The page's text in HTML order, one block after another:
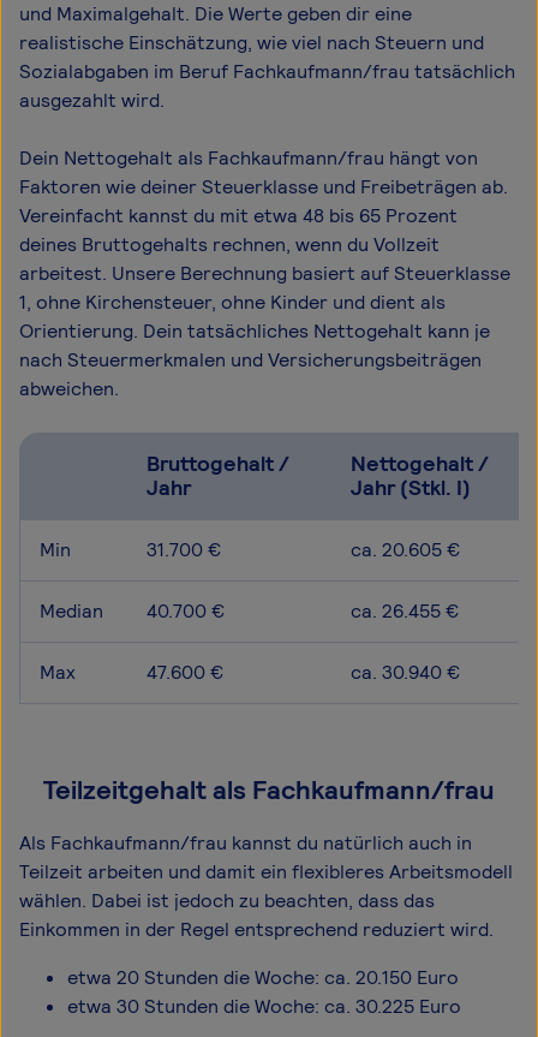
und Maximal­gehalt. Die Werte geben dir eine
realistische Einschätzung, wie viel nach Steuern und
Sozialabgaben im Beruf Fachkaufmann/frau tatsächlich
ausgezahlt wird.
Dein Nettogehalt als Fachkaufmann/frau hängt von
Faktoren wie deiner Steuerklasse und Freibeträgen ab.
Vereinfacht kannst du mit etwa 48 bis 65 Prozent
deines Bruttogehalts rechnen, wenn du Vollzeit
arbeitest. Unsere Berechnung basiert auf Steuerklasse
1, ohne Kirchensteuer, ohne Kinder und dient als
Orientierung. Dein tatsächliches Nettogehalt kann je
nach Steuermerkmalen und Versicherungsbeiträgen
abweichen.
Bruttogehalt /
Jahr
Nettogehalt /
Jahr (Stkl. I)
Min 31.700 € ca. 20.605 €
Median 40.700 € ca. 26.455 €
Max 47.600 € ca. 30.940 €
Teilzeitgehalt als Fachkaufmann/frau
Als Fachkaufmann/frau kannst du natürlich auch in
Teilzeit arbeiten und damit ein flexibleres Arbeitsmodell
wählen. Dabei ist jedoch zu beachten, dass das
Einkommen in der Regel entsprechend reduziert wird.
etwa 20 Stunden die Woche: ca. 20.150 Euro
etwa 30 Stunden die Woche: ca. 30.225 Euro